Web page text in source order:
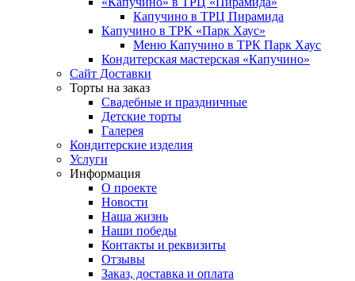
Капучино в ТРЦ Пирамида
Капучино в ТРК «Парк Хаус»
Меню Капучино в ТРК Парк Хаус
Кондитерская мастерская «Капучино»
Сайт Доставки
Торты на заказ
Свадебные и праздничные
Детские торты
Галерея
Кондитерские изделия
Услуги
Информация
О проекте
Новости
Наша жизнь
Наши победы
Контакты и реквизиты
Отзывы
Заказ, доставка и оплата